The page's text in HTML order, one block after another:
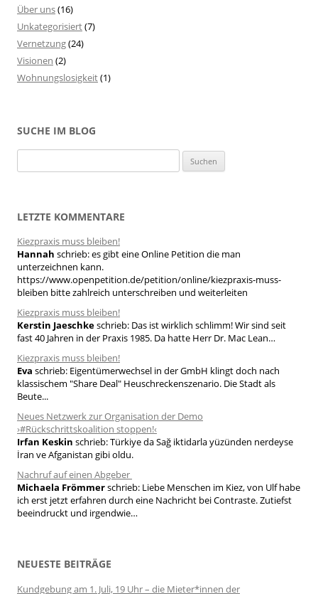
Über uns(16)
Unkategorisiert(7)
Vernetzung(24)
Visionen (2)
Wohnungslosigkeit(1)
SUCHE IM BLOG
u
n
n
a
c
h
:
LETZTE KOMMENTARE
Kiezpraxis muss bleiben!
Hannah schrieb:es gibt eine Online Petition die man
unterzeichnen kann.
https://www.openpetition.de/petition/online/kiezpraxis-muss-
bleiben bitte zahlreich unterschreiben und weiterleiten
Kiezpraxis muss bleiben!
Kerstin Jaeschkeschrieb: Das ist wirklich schlimm! Wir sind seit
fast 40 Jahren in der Praxis 1985. Da hatte Herr Dr. Mac Lean…
Kiezpraxis muss bleiben!
Eva schrieb: Eigentümerwechsel in der GmbH klingt doch nach
klassischem "Share Deal" Heuschreckenszenario. Die Stadt als
Beute...
Neues Netzwerk zur Organisation der Demo
›#Rückschrittskoalition stoppen!‹
Irfan Keskin schrieb:Türkiye da Sağ iktidarla yüzünden nerdeyse
İran ve Afganistan gibi oldu.
Nachruf auf einen Abgeber
Michaela Frömmerschrieb: Liebe Menschen im Kiez, von Ulf habe
ich erst jetzt erfahren durch eine Nachricht bei Contraste. Zutiefst
beeindruckt und irgendwie…
NEUESTE BEITRÄGE
Kundgebung am 1. Juli, 19 Uhr – die Mieter*innen der